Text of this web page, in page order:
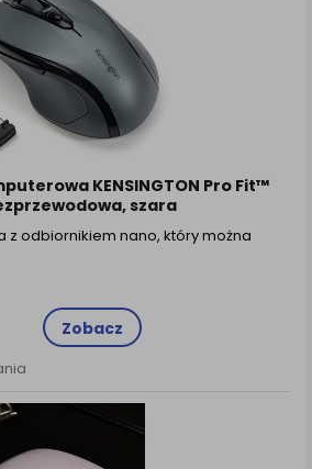
KENSINGTON Pro Fit™
szara
odbiornikiem nano, który można
Zobacz